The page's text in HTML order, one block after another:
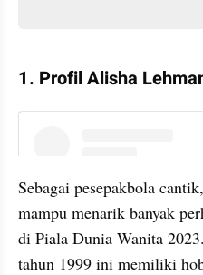
1. Profil Alisha
Sebagai pesepakbola
mampu menarik banyak
di Piala Dunia Wanita
tahun 1999 ini memiliki